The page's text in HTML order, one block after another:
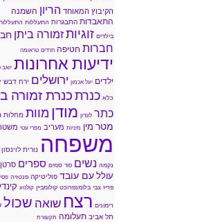
הקיבוץ המאוחד הריון השמנה
התאבדות התבגרות התעללות
בילדים זוגיותזמורה ביתן
חברות חטיפה חרדים טראומה
ידיעות אחרונות יואב
ילדים יעל אכמון ירושלים ירח דבש
כלא כנרת כנרת זמורה
כתר לונדון מודן מוות מחלות
מטר מין מיניות מעריב מפרי עטי
משפחה נורית לוינסון
נקמה נשים סוד סמים ספרים סרטן
עולל עם עובד פוליטיקה פנטזיה
פריז צבי בלומנפרוכט קולומביין קולנוע
רימונים רצח שואה שכול
תל אביב תעלומה תקשורת